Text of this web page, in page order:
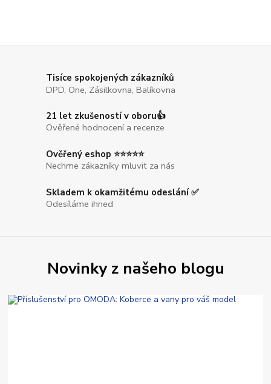
Tisíce spokojených zákazníků
DPD, One, Zásilkovna, Balíkovna
21 let zkušeností v oboru👍
Ověřené hodnocení a recenze
Ověřený eshop ⭐⭐⭐⭐⭐
Nechme zákazníky mluvit za nás
Skladem k okamžitému odeslání ✅
Odesíláme ihned
Novinky z našeho blogu